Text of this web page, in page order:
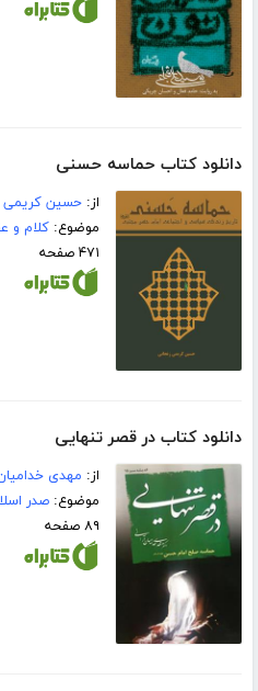
دانلود کتاب حماسه حسنی
از:حسین کریمی
موضوع:کلام و
۴۷۱ صفحه
دانلود کتاب در قصر تنهایى
از: مهدی
موضوع:صدر
۸۹ صفحه